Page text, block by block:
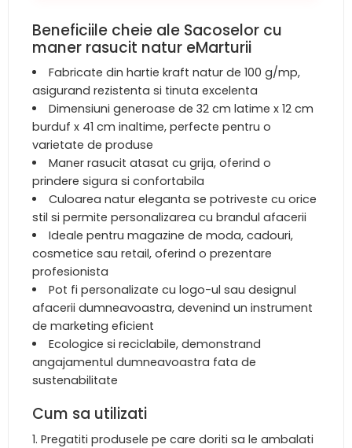
Beneficiile cheie ale Sacoselor cu
maner rasucit natur eMarturii
Fabricate din hartie kraft natur de 100 g/mp,
asigurand rezistenta si tinuta excelenta
Dimensiuni generoase de 32 cm latime x 12 cm
burduf x 41 cm inaltime, perfecte pentru o
varietate de produse
Maner rasucit atasat cu grija, oferind o
prindere sigura si confortabila
Culoarea natur eleganta se potriveste cu orice
stil si permite personalizarea cu brandul afacerii
Ideale pentru magazine de moda, cadouri,
cosmetice sau retail, oferind o prezentare
profesionista
Pot fi personalizate cu logo-ul sau designul
afacerii dumneavoastra, devenind un instrument
de marketing eficient
Ecologice si reciclabile, demonstrand
angajamentul dumneavoastra fata de
sustenabilitate
Cum sa utilizati
Pregatiti produsele pe care doriti sa le ambalati